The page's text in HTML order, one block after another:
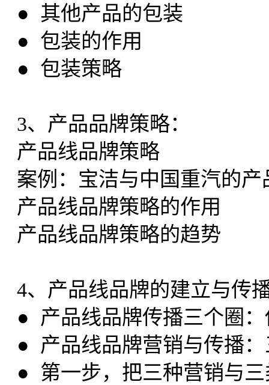
● 其他产品的包装
● 包装的作用
● 包装策略
3、产品品牌策略：
产品线品牌策略
案例：宝洁与中国重汽的产
产品线品牌策略的作用
产品线品牌策略的趋势
4、产品线品牌的建立与传
● 产品线品牌传播三个圈
● 产品线品牌营销与传播
● 第一步，把三种营销与